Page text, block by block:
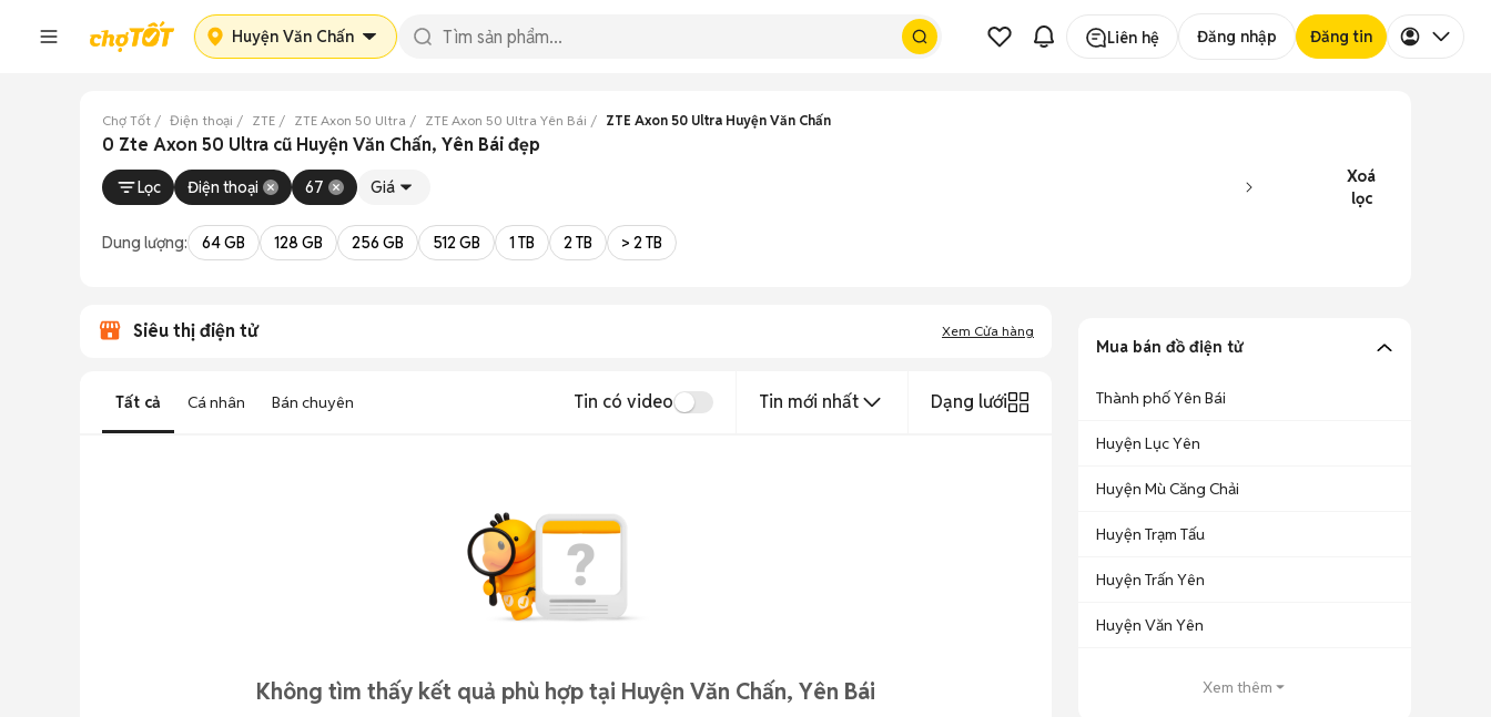
Huyện Văn Chấn Liên hệ Đăng nhập Đăng tin
Chợ Tốt Điện thoại ZTE ZTE Axon 50 Ultra ZTE Axon 50 Ultra Yên Bái ZTE Axon 50 Ultra Huyện Văn Chấn
0 Zte Axon 50 Ultra cũ Huyện Văn Chấn, Yên Bái đẹp
Lọc Điện thoại 67 Giá
Xoá
lọc
Dung lượng: 64 GB 128 GB 256 GB 512 GB 1 TB 2 TB > 2 TB
Siêu thị điện tử Xem Cửa hàng
Tất cả Cá nhân Bán chuyên Tin có video Tin mới nhất Dạng lưới
Không tìm thấy kết quả phù hợp tại Huyện Văn Chấn, Yên Bái
Mua bán đồ điện tử
Thành phố Yên Bái
Huyện Lục Yên
Huyện Mù Căng Chải
Huyện Trạm Tấu
Huyện Trấn Yên
Huyện Văn Yên
Xem thêm